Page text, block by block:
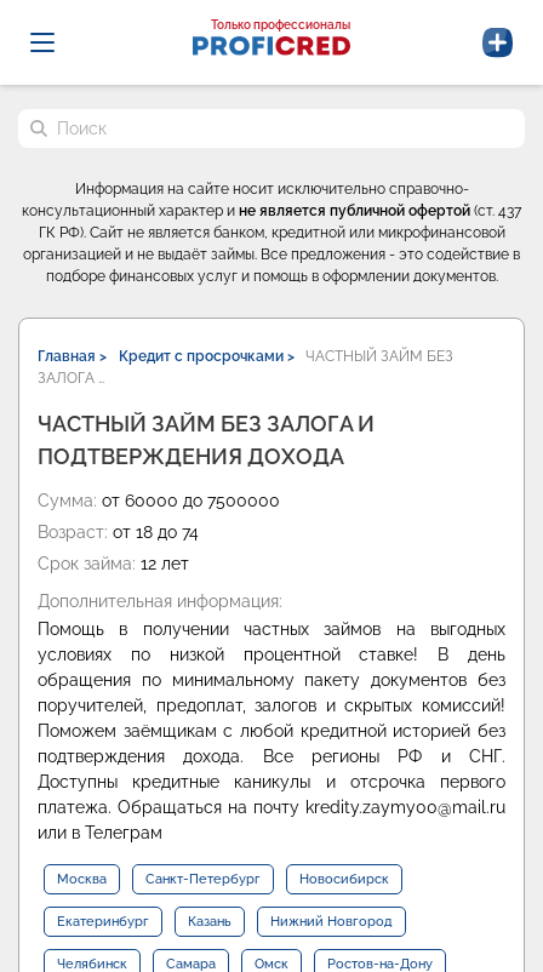
Probrokery - Только профессионалы
Только профессионалы
Поиск по сайту
Информация на сайте носит исключительно справочно-
консультационный характер и не является публичной офертой (ст. 437
ГК РФ). Сайт не является банком, кредитной или микрофинансовой
организацией и не выдаёт займы. Все предложения - это содействие в
подборе финансовых услуг и помощь в оформлении документов.
Главная > Кредит с просрочками >
ЧАСТНЫЙ ЗАЙМ БЕЗ
ЗАЛОГА …
ЧАСТНЫЙ ЗАЙМ БЕЗ ЗАЛОГА И
ПОДТВЕРЖДЕНИЯ ДОХОДА
Сумма: от 60000 до 7500000
Возраст: от 18 до 74
Срок займа: 12 лет
Дополнительная информация:
Помощь в получении частных займов на выгодных
условиях по низкой процентной ставке! В день
обращения по минимальному пакету документов без
поручителей, предоплат, залогов и скрытых комиссий!
Поможем заёмщикам с любой кредитной историей без
подтверждения дохода. Все регионы РФ и СНГ.
Доступны кредитные каникулы и отсрочка первого
платежа. Обращаться на почту kredity.zaymy00@mail.ru
или в Телеграм
Москва Санкт-Петербург Новосибирск
Екатеринбург Казань Нижний Новгород
Челябинск Самара Омск Ростов-на-Дону